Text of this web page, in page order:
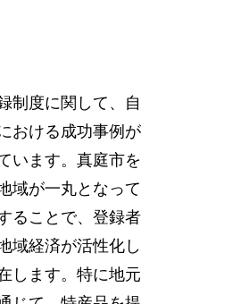
制度に関して、自
おける成功事例が
います。真庭市を
域が一丸となって
ることで、登録者
域経済が活性化し
します。特に地元